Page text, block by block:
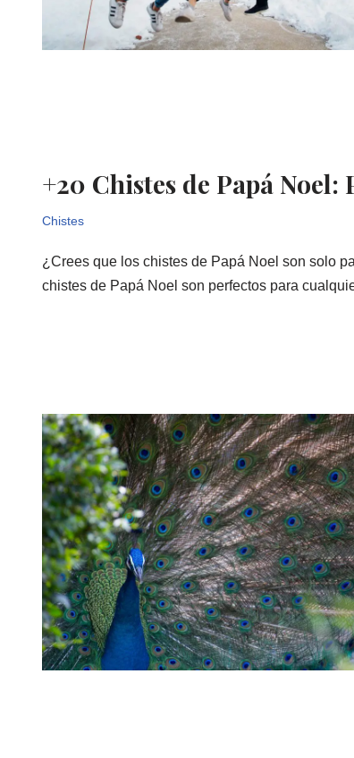
+20 Chistes de Papá
Chistes
¿Crees que los chistes de Papá Noel son solo
chistes de Papá Noel son perfectos para